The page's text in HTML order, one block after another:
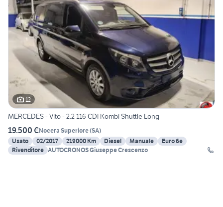
12
MERCEDES - Vito - 2.2 116 CDI Kombi Shuttle Long
19.500 €Nocera Superiore(SA)
Usato
02/2017 219000 Km Diesel Manuale
Euro 6e
Rivenditore AUTOCRONOS Giuseppe Crescenzo